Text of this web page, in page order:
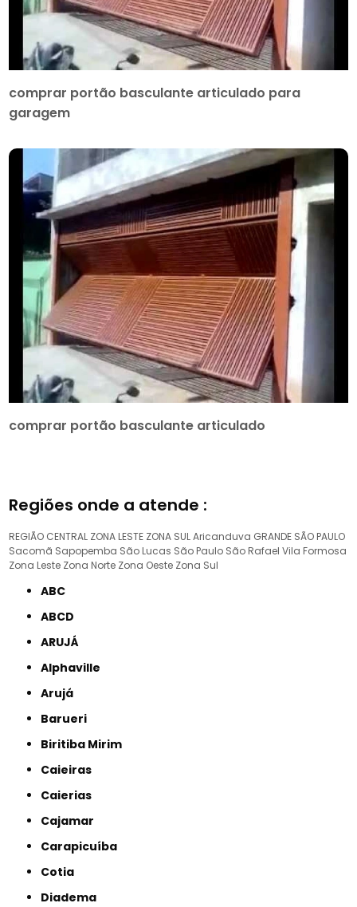
comprar portão basculante articulado para
garagem
comprar portão basculante articulado
Regiões onde a atende :
REGIÃO CENTRAL ZONA LESTE ZONA SULAricanduva GRANDE SÃO PAULO
Sacomã Sapopemba São Lucas São Paulo São Rafael Vila Formosa
Zona Leste Zona Norte Zona Oeste Zona Sul
ABC
ABCD
ARUJÁ
Alphaville
Arujá
Barueri
Biritiba Mirim
Caieiras
Caierias
Cajamar
Carapicuíba
Cotia
Diadema